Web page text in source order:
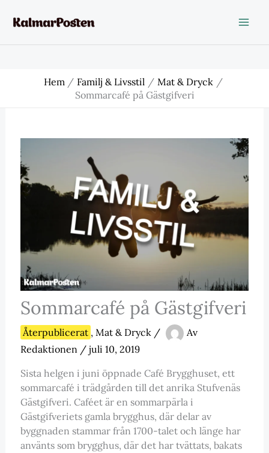
Hem Familj & Livsstil
Mat & Dryck
Sommarcafé på Gästgifveri
Sommarcafé på Gästgifveri
Återpublicerat , Mat & Dryck/
Av
Redaktionen / juli 10, 2019
Sista helgen i juni öppnade Café Brygghuset, ett
sommarcafé i trädgården till det anrika Stufvenäs
Gästgifveri. Caféet är en sommarpärla i
Gästgifveriets gamla brygghus, där delar av
byggnaden stammar från 1700-talet och länge har
använts som brygghus, där det har tvättats, bakats